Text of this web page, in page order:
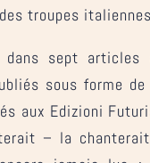
troupes
sept articles
sous forme
aux Edizioni
– la